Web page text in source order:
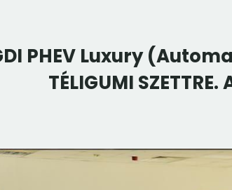
PHEV Luxury
TÉLIGUMI